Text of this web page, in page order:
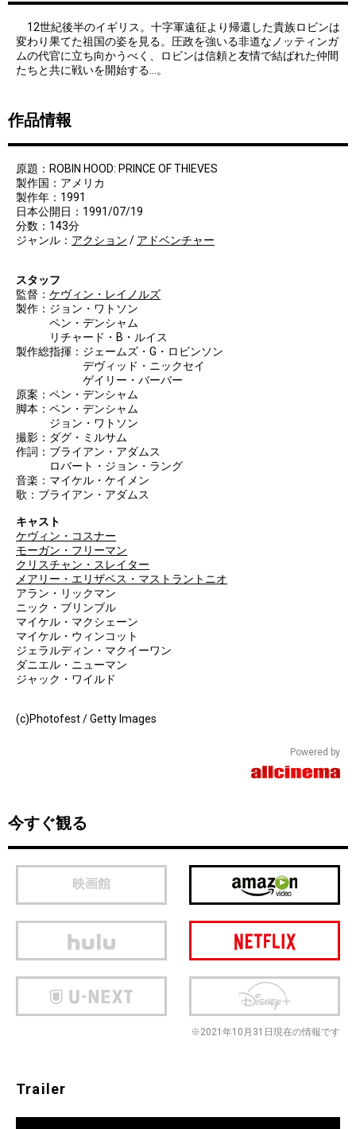
12世紀後半のイギリス。十字軍遠征より帰還した貴族ロビンは
変わり果てた祖国の姿を見る。圧政を強いる非道なノッティンガ
ムの代官に立ち向かうべく、ロビンは信頼と友情で結ばれた仲間
たちと共に戦いを開始する…。
作品情報
原題：ROBIN HOOD: PRINCE OF THIEVES
製作国：アメリカ
製作年：1991
日本公開日：1991/07/19
分数：143分
ジャンル： アクション / アドベンチャー
スタッフ
監督： ケヴィン・レイノルズ
製作：ジョン・ワトソン
ペン・デンシャム
リチャード・B・ルイス
製作総指揮：ジェームズ・G・ロビンソン
デヴィッド・ニックセイ
ゲイリー・バーバー
原案：ペン・デンシャム
脚本：ペン・デンシャム
ジョン・ワトソン
撮影：ダグ・ミルサム
作詞：ブライアン・アダムス
ロバート・ジョン・ラング
音楽：マイケル・ケイメン
歌：ブライアン・アダムス
キャスト
ケヴィン・コスナー
モーガン・フリーマン
クリスチャン・スレイター
メアリー・エリザベス・マストラントニオ
アラン・リックマン
ニック・ブリンブル
マイケル・マクシェーン
マイケル・ウィンコット
ジェラルディン・マクイーワン
ダニエル・ニューマン
ジャック・ワイルド
(c)Photofest / Getty Images
Powered by
今すぐ観る
映画館
※2021年10月31日現在の情報です
Trailer